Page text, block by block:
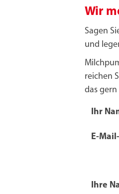
Wir
Sagen
und
reichen
das
Ihr
E-
Ihre